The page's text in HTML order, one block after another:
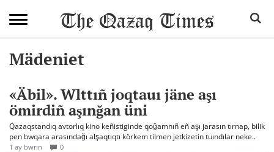
Mädeniet
«Äbil». Wlttıñ joqtauı jäne aşı
ömirdiñ aşınğan üni
Qazaqstandıq avtorlıq kino keñistiginde qoğamnıñ eñ aşı jarasın tırnap, bilik
pen bwqara arasındağı alşaqtıqtı körkem tilmen jetkizetin tuındılar neke..
1 ay bwrın 0